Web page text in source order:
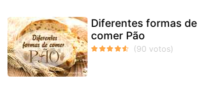
Diferentes formas de
comer Pão